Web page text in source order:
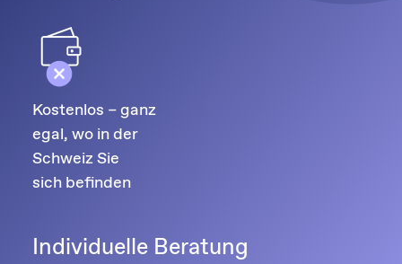
Kostenlos – ganz
egal, wo in der
Schweiz Sie
sich befinden
Individuelle Beratung